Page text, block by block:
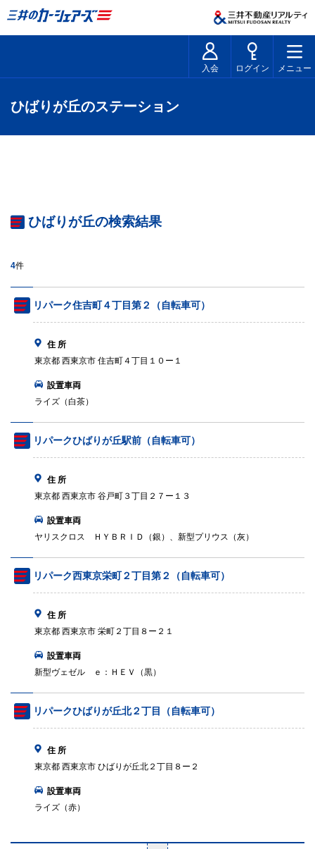
入会 ログイン メニュー
ひばりが丘のステーション
ひばりが丘の検索結果
4件
リパーク住吉町４丁目第２（自転車可）
住 所
東京都 西東京市 住吉町４丁目１０ー１
設置車両
ライズ（白茶）
リパークひばりが丘駅前（自転車可）
住 所
東京都 西東京市 谷戸町３丁目２７ー１３
設置車両
ヤリスクロス ＨＹＢＲＩＤ（銀）、新型プリウス（灰）
リパーク西東京栄町２丁目第２（自転車可）
住 所
東京都 西東京市 栄町２丁目８ー２１
設置車両
新型ヴェゼル ｅ：ＨＥＶ（黒）
リパークひばりが丘北２丁目（自転車可）
住 所
東京都 西東京市 ひばりが丘北２丁目８ー２
設置車両
ライズ（赤）